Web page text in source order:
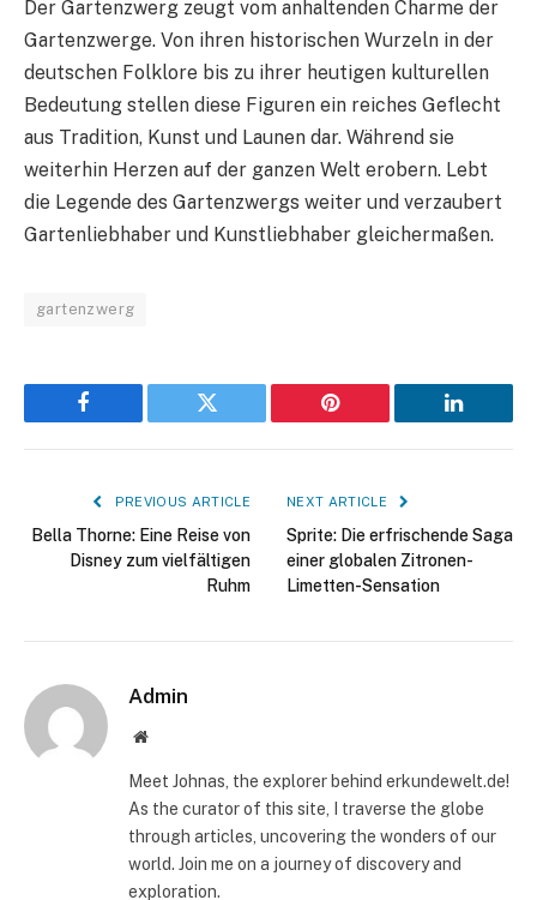
Der Gartenzwerg zeugt vom anhaltenden Charme der
Gartenzwerge. Von ihren historischen Wurzeln in der
deutschen Folklore bis zu ihrer heutigen kulturellen
Bedeutung stellen diese Figuren ein reiches Geflecht
aus Tradition, Kunst und Launen dar. Während sie
weiterhin Herzen auf der ganzen Welt erobern. Lebt
die Legende des Gartenzwergs weiter und verzaubert
Gartenliebhaber und Kunstliebhaber gleichermaßen.
gartenzwerg
Facebook Twitter Pinterest LinkedIn
PREVIOUS ARTICLE
Bella Thorne: Eine Reise von
Disney zum vielfältigen
Ruhm
NEXT ARTICLE
Sprite: Die erfrischende Saga
einer globalen Zitronen-
Limetten-Sensation
Admin
Website
Meet Johnas, the explorer behind erkundewelt.de!
As the curator of this site, I traverse the globe
through articles, uncovering the wonders of our
world. Join me on a journey of discovery and
exploration.